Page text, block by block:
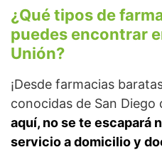
¿Qué tipos de
puedes encontrar
Unión?
¡Desde farmacias
conocidas de San Diego
aquí, no se te escapará
servicio a domicilio y